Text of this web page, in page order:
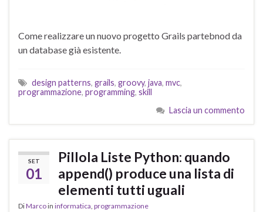
Come realizzare un nuovo progetto Grails partebnod da
un database già esistente.
design patterns, grails, groovy, java, mvc,
programmazione, programming, skill
Lascia un commento
SET
01
Pillola Liste Python: quando
append() produce una lista di
elementi tutti uguali
DiMarcoin informatica, programmazione